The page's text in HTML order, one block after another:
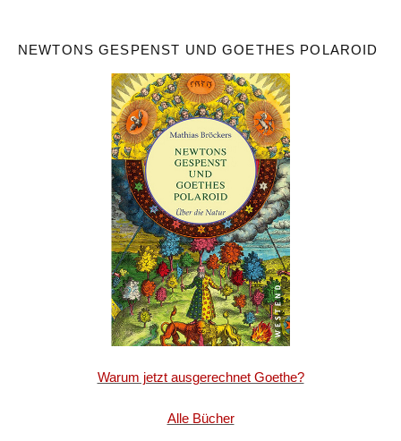
NEWTONS GESPENST UND GOETHES POLAROID
Warum jetzt ausgerechnet Goethe?
Alle Bücher